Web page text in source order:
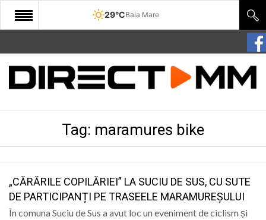
29°CBaia Mare
START
COMUNITATE
SANATATE
SPORT
Tag: maramures bike
„CĂRĂRILE COPILĂRIEI” LA SUCIU DE SUS, CU SUTE
DE PARTICIPANȚI PE TRASEELE MARAMUREȘULUI
În comuna Suciu de Sus a avut loc un eveniment de ciclism și